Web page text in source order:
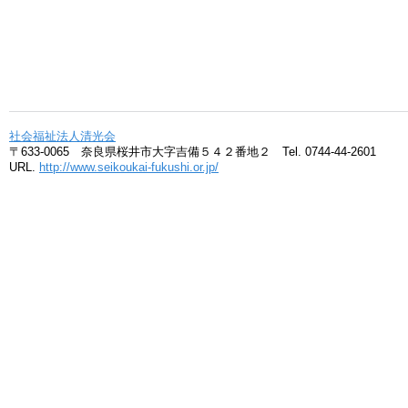
社会福祉法人清光会
〒633-0065 奈良県桜井市大字吉備５４２番地２ Tel. 0744-44-2601
URL. http://www.seikoukai-fukushi.or.jp/